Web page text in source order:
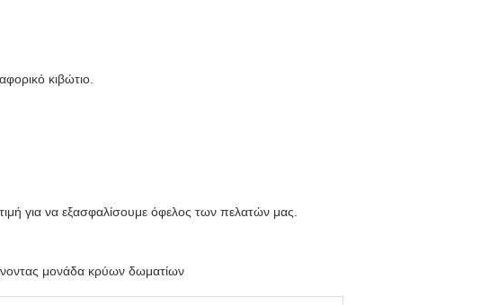
κιβώτιο.
για να εξασφαλίσουμε όφελος των πελατών μας.
μονάδα κρύων δωματίων